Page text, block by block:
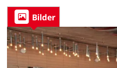
Bilder